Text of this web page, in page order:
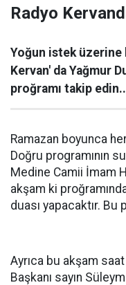
Radyo
Yoğun istek üzerine
Kervan' da Yağmur
proğramı takip edin..
Ramazan boyunca
Doğru programının
Medine Camii İmam
akşam ki
duası yapacaktır. Bu
Ayrıca bu akşam
Başkanı sayın